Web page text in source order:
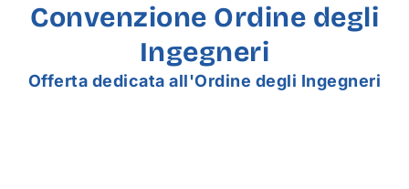
Convenzione Ordine degli
Ingegneri
Offerta dedicata all'Ordine degli Ingegneri